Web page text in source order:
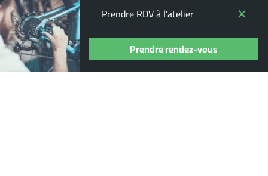
Prendre RDV à l'atelier
Prendre rendez-vous
Espace client +
Informations pratiques +